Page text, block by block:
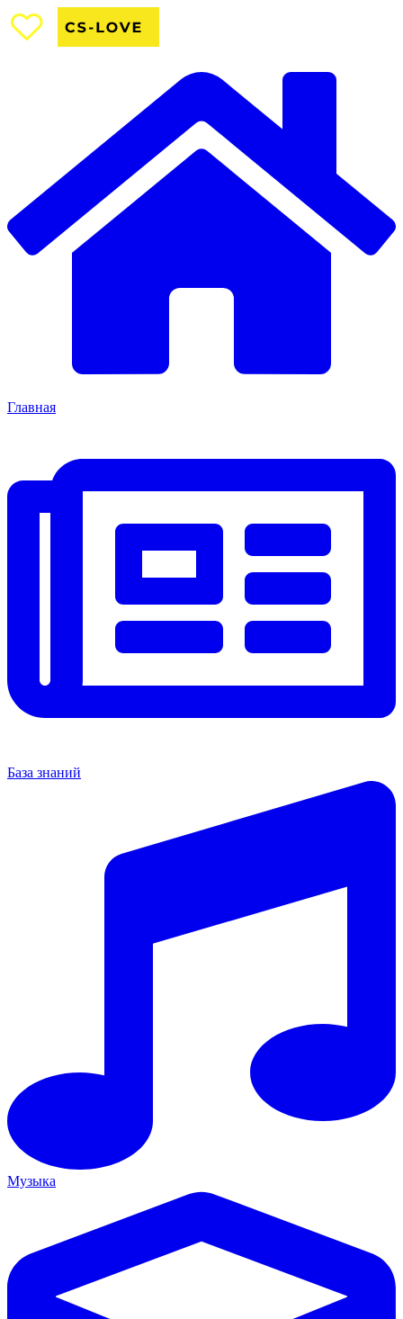
Главная
База знаний
Музыка